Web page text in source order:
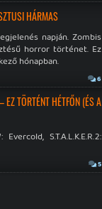
HÁRMAS
napján. Zombis
horror történet. Ez
hónapban.
6
EZ TÖRTÉNT HÉTFŐN (ÉS A
S.T.A.L.K.E.R.2:
5